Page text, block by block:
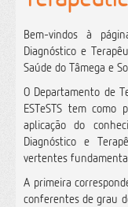
Bem-vindos à
Diagnóstico e
Saúde do Tâmega e
O Departamento de
ESTeSTS tem
aplicação do
Diagnóstico e
vertentes
A primeira
conferentes de grau